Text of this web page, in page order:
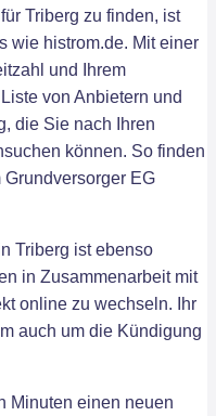
Triberg zu finden, ist
wie histrom.de. Mit einer
und Ihrem
von Anbietern und
die Sie nach Ihren
können. So finden
EG
Triberg ist ebenso
in Zusammenarbeit mit
online zu wechseln. Ihr
auch um die Kündigung
Minuten einen neuen